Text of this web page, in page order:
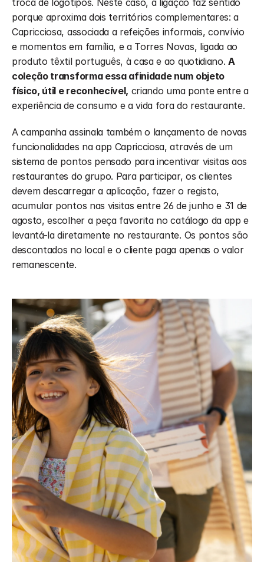
porque aproxima dois territórios complementares: a
Capricciosa, associada a refeições informais, convívio
e momentos em família, e a Torres Novas, ligada ao
produto têxtil português, à casa e ao quotidiano. A
coleção transforma essa afinidade num objeto
físico, útil e reconhecível, criando uma ponte entre a
experiência de consumo e a vida fora do restaurante.
A campanha assinala também o lançamento de novas
funcionalidades na app Capricciosa, através de um
sistema de pontos pensado para incentivar visitas aos
restaurantes do grupo. Para participar, os clientes
devem descarregar a aplicação, fazer o registo,
acumular pontos nas visitas entre 26 de junho e 31 de
agosto, escolher a peça favorita no catálogo da app e
levantá-la diretamente no restaurante. Os pontos são
descontados no local e o cliente paga apenas o valor
remanescente.